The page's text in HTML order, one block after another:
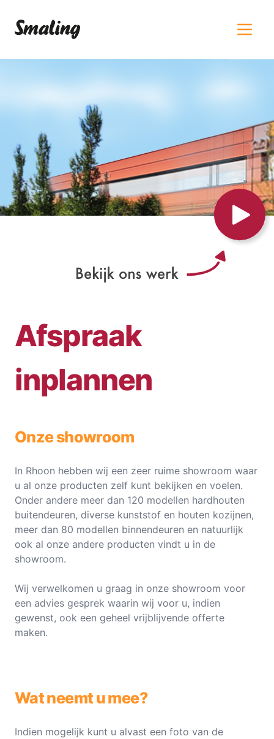
Afspraak
inplannen
Onze showroom
In Rhoon hebben wij een zeer ruime showroom waar
u al onze producten zelf kunt bekijken en voelen.
Onder andere meer dan 120 modellen hardhouten
buitendeuren, diverse kunststof en houten kozijnen,
meer dan 80 modellen binnendeuren en natuurlijk
ook al onze andere producten vindt u in de
showroom.
Wij verwelkomen u graag in onze showroom voor
een advies gesprek waarin wij voor u, indien
gewenst, ook een geheel vrijblijvende offerte
maken.
Wat neemt u mee?
Indien mogelijk kunt u alvast een foto van de